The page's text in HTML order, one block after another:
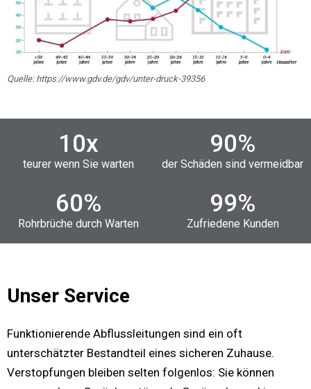
Quelle: https://www.gdv.de/gdv/unter-druck-39356
10x
teurer wenn Sie warten
90%
der Schäden sind vermeidbar
60%
Rohrbrüche durch Warten
99%
Zufriedene Kunden
Unser Service
Funktionierende Abflussleitungen sind ein oft
unterschätzter Bestandteil eines sicheren Zuhause.
Verstopfungen bleiben selten folgenlos: Sie können